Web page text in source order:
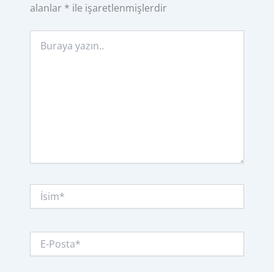
alanlar * ile işaretlenmişlerdir
yazın..
İsim*
Posta*